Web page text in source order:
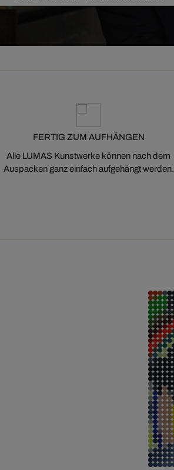
FERTIG ZUM AUFHÄNGEN
Alle LUMAS Kunstwerke können nach dem
Auspacken ganz einfach aufgehängt werden.